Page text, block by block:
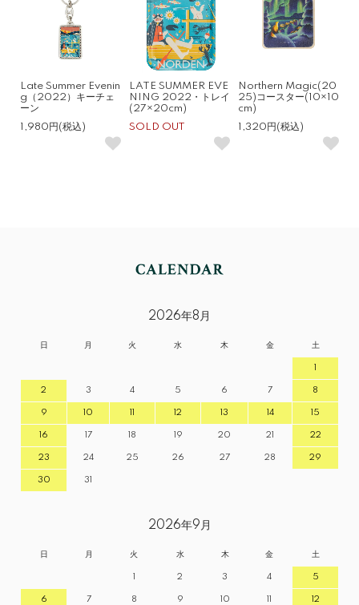
Late Summer Evenin
g（2022）キーチェ
ーン
1,980円(税込)
LATE SUMMER EVE
NING 2022・トレイ
(27×20cm)
SOLD OUT
Northern Magic(20
25)コースター(10×10
cm)
1,320円(税込)
2026年8月
日 月 火 水 木 金 土
1
2 3 4 5 6 7 8
9 10 11 12 13 14 15
16 17 18 19 20 21 22
23 24 25 26 27 28 29
30 31
2026年9月
日 月 火 水 木 金 土
1 2 3 4 5
6 7 8 9 10 11 12